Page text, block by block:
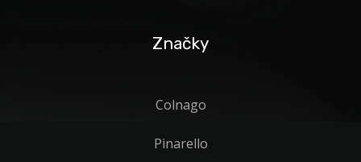
Značky
Colnago
Pinarello